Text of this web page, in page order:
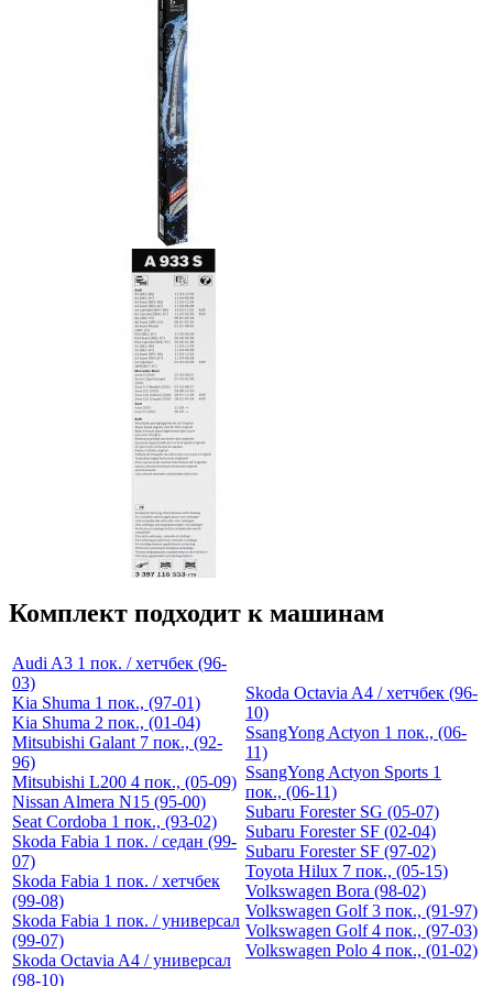
Комплект подходит к машинам
Audi A3 1 пок. / хетчбек (96-
03)
Kia Shuma 1 пок., (97-01)
Kia Shuma 2 пок., (01-04)
Mitsubishi Galant 7 пок., (92-
96)
Mitsubishi L200 4 пок., (05-09)
Nissan Almera N15 (95-00)
Seat Cordoba 1 пок., (93-02)
Skoda Fabia 1 пок. / седан (99-
07)
Skoda Fabia 1 пок. / хетчбек
(99-08)
Skoda Fabia 1 пок. / универсал
(99-07)
Skoda Octavia A4 / универсал
(98-10)
Skoda Octavia A4 / хетчбек (96-
10)
SsangYong Actyon 1 пок., (06-
11)
SsangYong Actyon Sports 1
пок., (06-11)
Subaru Forester SG (05-07)
Subaru Forester SF (02-04)
Subaru Forester SF (97-02)
Toyota Hilux 7 пок., (05-15)
Volkswagen Bora (98-02)
Volkswagen Golf 3 пок., (91-97)
Volkswagen Golf 4 пок., (97-03)
Volkswagen Polo 4 пок., (01-02)